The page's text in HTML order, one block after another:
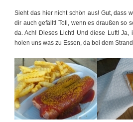
Sieht das hier nicht schön aus! Gut, dass
dir auch gefällt! Toll, wenn es draußen so
da. Ach! Dieses Licht! Und diese Luft!
holen uns was zu Essen, da bei dem